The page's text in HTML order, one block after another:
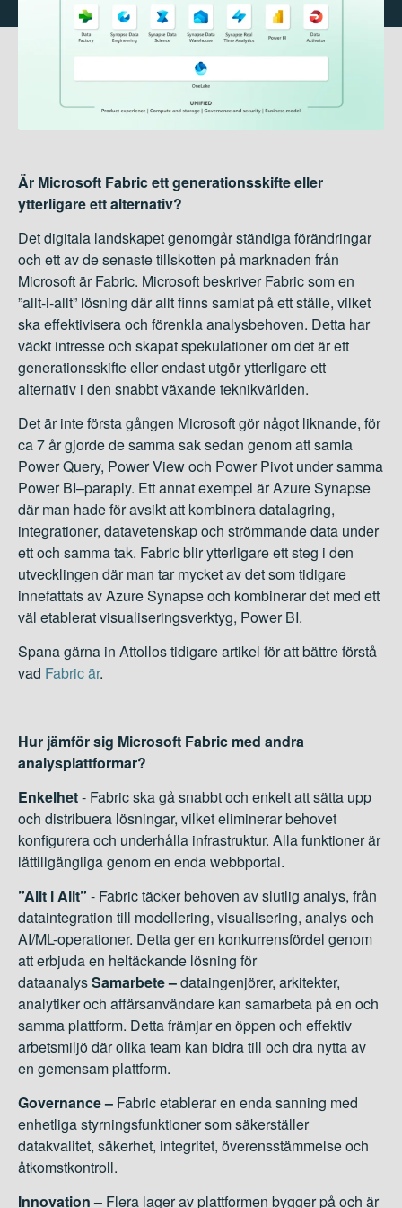
Är Microsoft Fabric ett generationsskifte eller
ytterligare ett alternativ?
Det digitala landskapet genomgår ständiga förändringar
och ett av de senaste tillskotten på marknaden från
Microsoft är Fabric. Microsoft beskriver Fabric som en
”allt-i-allt” lösning där allt finns samlat på ett ställe, vilket
ska effektivisera och förenkla analysbehoven. Detta har
väckt intresse och skapat spekulationer om det är ett
generationsskifte eller endast utgör ytterligare ett
alternativ i den snabbt växande teknikvärlden.
Det är inte första gången Microsoft gör något liknande, för
ca 7 år gjorde de samma sak sedan genom att samla
Power Query, Power View och Power Pivot under samma
Power BI–paraply. Ett annat exempel är Azure Synapse
där man hade för avsikt att kombinera datalagring,
integrationer, datavetenskapoch strömmande data under
ett och samma tak. Fabric blir ytterligare ett steg i den
utvecklingen där man tar mycket av det som tidigare
innefattats av Azure Synapse och kombinerar det med ett
väl etablerat visualiseringsverktyg, Power BI.
Spana gärna in Attollos tidigare artikel för att bättre förstå
vad Fabric är.
Hur jämför sig Microsoft Fabric med andra
analysplattformar?
Enkelhet- Fabric ska gå snabbt och enkelt att sätta upp
och distribuera lösningar, vilket eliminerar behovet
konfigurera och underhålla infrastruktur. Alla funktioner är
lättillgängliga genom en enda webbportal.
”Allt i Allt” - Fabric täcker behoven av slutlig analys, från
dataintegration till modellering, visualisering, analys och
AI/ML-operationer. Detta ger en konkurrensfördel genom
att erbjuda en heltäckande lösning för
dataanalysSamarbete –dataingenjörer, arkitekter,
analytiker och affärsanvändare kan samarbeta på en och
samma plattform. Detta främjar en öppen och effektiv
arbetsmiljö där olika team kan bidra till och dra nytta av
en gemensam plattform.
Governance– Fabric etablerar en enda sanning med
enhetliga styrningsfunktioner som säkerställer
datakvalitet, säkerhet, integritet, överensstämmelseoch
åtkomstkontroll.
Innovation – Flera lager av plattformen bygger på och är